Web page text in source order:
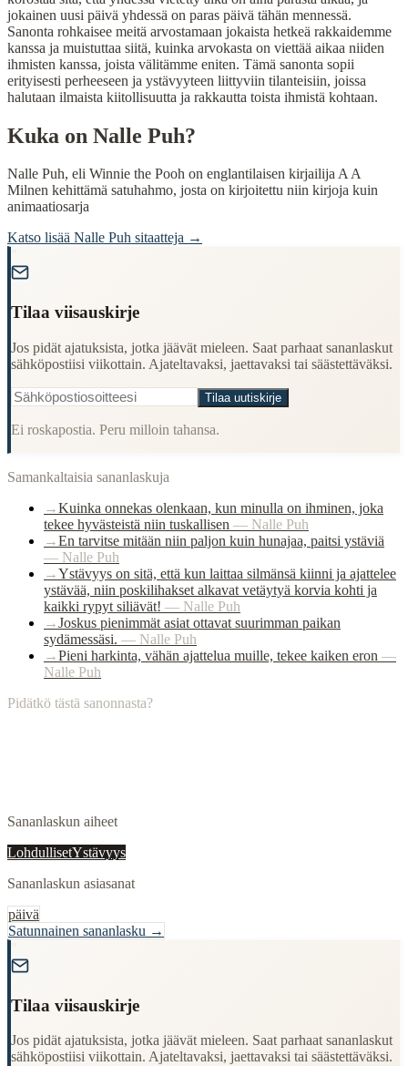
Period:Traditional folk wisdom
jokainen uusi päivä yhdessä on paras päivä tähän mennessä.
Sanonta rohkaisee meitä arvostamaan jokaista hetkeä rakkaidemme
kanssa ja muistuttaa siitä, kuinka arvokasta on viettää aikaa niiden
ihmisten kanssa, joista välitämme eniten. Tämä sanonta sopii
erityisesti perheeseen ja ystävyyteen liittyviin tilanteisiin, joissa
halutaan ilmaista kiitollisuutta ja rakkautta toista ihmistä kohtaan.
Kuka on Nalle Puh?
Nalle Puh, eli Winnie the Pooh on englantilaisen kirjailija A A
Milnen kehittämä satuhahmo, josta on kirjoitettu niin kirjoja kuin
animaatiosarja
Katso lisää Nalle Puh sitaatteja →
Tilaa viisauskirje
Jos pidät ajatuksista, jotka jäävät mieleen. Saat parhaat sananlaskut
sähköpostiisi viikottain. Ajateltavaksi, jaettavaksi tai säästettäväksi.
Tilaa uutiskirje
Ei roskapostia. Peru milloin tahansa.
Samankaltaisia sananlaskuja
→Kuinka onnekas olenkaan, kun minulla on ihminen, joka
tekee hyvästeistä niin tuskallisen — Nalle Puh
→En tarvitse mitään niin paljon kuin hunajaa, paitsi ystäviä
— Nalle Puh
→Ystävyys on sitä, että kun laittaa silmänsä kiinni ja ajattelee
ystävää, niin poskilihakset alkavat vetäytyä korvia kohti ja
kaikki rypyt siliävät! — Nalle Puh
→Joskus pienimmät asiat ottavat suurimman paikan
sydämessäsi. — Nalle Puh
→Pieni harkinta, vähän ajattelua muille, tekee kaiken eron —
Nalle Puh
Pidätkö tästä sanonnasta?
Sananlaskun aiheet
LohdullisetYstävyys
Sananlaskun asiasanat
päivä
Satunnainen sananlasku →
Tilaa viisauskirje
Jos pidät ajatuksista, jotka jäävät mieleen. Saat parhaat sananlaskut
sähköpostiisi viikottain. Ajateltavaksi, jaettavaksi tai säästettäväksi.